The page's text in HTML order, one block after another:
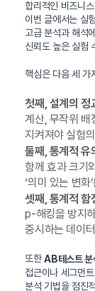
합리적인 비즈니
이번 글에서는 실
고급 분석과 해석
신뢰도 높은 실험
핵심은 다음 세 가
첫째, 설계의 정
계산, 무작위 배
지켜져야 실험
둘째, 통계적 유
함께 효과 크기
‘의미 있는 변화
셋째, 통계적 함
p-해킹을 방지
중시하는 데이
또한AB테스트 분
접근이나 세그먼
분석 기법을 점진